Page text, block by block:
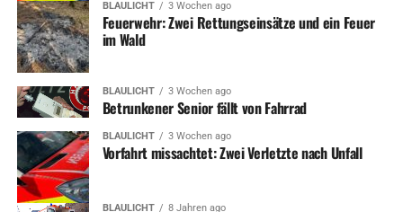
unter www.stadtbetrieb-wetter.de bekannt gegeben.
Einen kleinen Vorgeschmack gibt es bereits auf der
Homepage – hier haben die Jugendlichen selbst ihren
Ferienjob mit eigenen Fotos dokumentiert.
Titelbild: (v.li.) Die Ferienjobber Jan England, Felix
Tönshof und Swjatoslaw Novik mit Andreas Tebben vom
Stadtbetrieb beim Grünpflege-Ortstermin auf dem Areal
BLAULICHT 3 Wochen ago
Feuerwehr: Zwei Rettungseinsätze und ein Feuer
im Wald
BLAULICHT 3 Wochen ago
Betrunkener Senior fällt von Fahrrad
BLAULICHT 3 Wochen ago
Vorfahrt missachtet: Zwei Verletzte nach Unfall
BLAULICHT 8 Jahren ago